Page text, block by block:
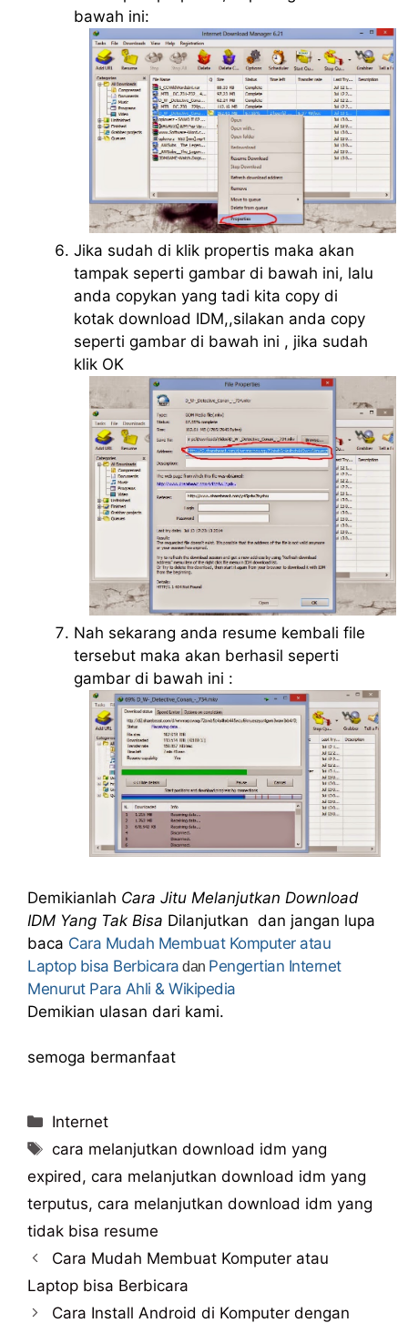
bawah ini:
Jika sudah di klik propertis maka akan
tampak seperti gambar di bawah ini, lalu
anda copykan yang tadi kita copy di
kotak download IDM,,silakan anda copy
seperti gambar di bawah ini , jika sudah
klik OK
Nah sekarang anda resume kembali file
tersebut maka akan berhasil seperti
gambar di bawah ini :
Demikianlah Cara Jitu Melanjutkan Download
IDM Yang Tak Bisa Dilanjutkan dan jangan lupa
baca Cara Mudah Membuat Komputer atau
Laptop bisa Berbicara dan Pengertian Internet
Menurut Para Ahli & Wikipedia
Demikian ulasan dari kami.
semoga bermanfaat
Categories
Internet
Tags
cara melanjutkan download idm yang
expired, cara melanjutkan download idm yang
terputus, cara melanjutkan download idm yang
tidak bisa resume
Cara Mudah Membuat Komputer atau
Laptop bisa Berbicara
Cara Install Android di Komputer dengan